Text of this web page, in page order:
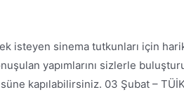
isteyen sinema tutkunları için
yapımlarını sizlerle
kapılabilirsiniz. 03 Şubat –